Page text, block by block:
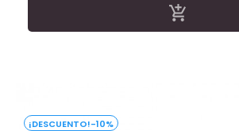

-10%